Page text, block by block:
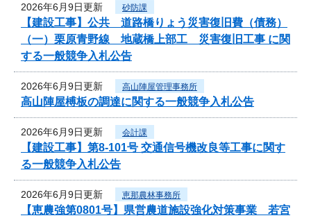
2026年6月9日更新 砂防課
【建設工事】公共 道路橋りょう災害復旧費（債務）
（一）栗原青野線 地蔵橋上部工 災害復旧工事 に関
する一般競争入札公告
2026年6月9日更新 高山陣屋管理事務所
高山陣屋榑板の調達に関する一般競争入札公告
2026年6月9日更新 会計課
【建設工事】第8-101号 交通信号機改良等工事に関す
る一般競争入札公告
2026年6月9日更新 恵那農林事務所
【恵農強第0801号】県営農道施設強化対策事業 若宮